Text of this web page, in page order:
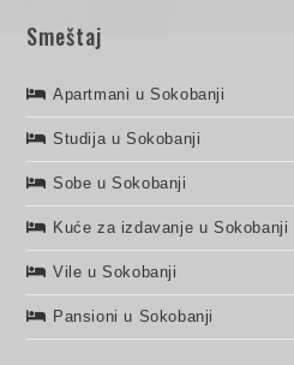
Smeštaj
Apartmani u Sokobanji
Studija u Sokobanji
Sobe u Sokobanji
Kuće za izdavanje u Sokobanji
Vile u Sokobanji
Pansioni u Sokobanji